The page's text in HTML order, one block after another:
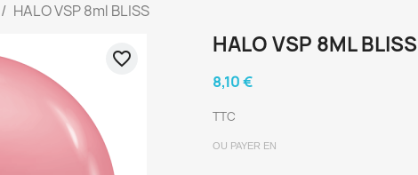
HALO VSP 8ml BLISS
favorite_border
HALO VSP 8ML BLISS
8,10 €
TTC
OU PAYER EN